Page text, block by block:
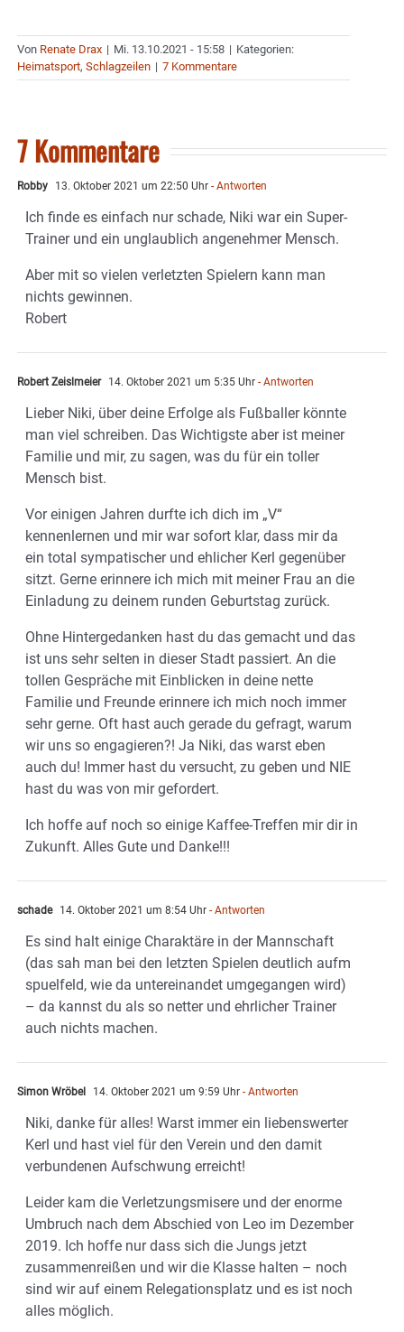
Von Renate Drax | Mi. 13.10.2021 - 15:58 | Kategorien:
Heimatsport, Schlagzeilen | 7 Kommentare
7 Kommentare
Robby 13. Oktober 2021 um 22:50 Uhr - Antworten
Ich finde es einfach nur schade, Niki war ein Super-
Trainer und ein unglaublich angenehmer Mensch.
Aber mit so vielen verletzten Spielern kann man
nichts gewinnen.
Robert
Robert Zeislmeier 14. Oktober 2021 um 5:35 Uhr - Antworten
Lieber Niki, über deine Erfolge als Fußballer könnte
man viel schreiben. Das Wichtigste aber ist meiner
Familie und mir, zu sagen, was du für ein toller
Mensch bist.
Vor einigen Jahren durfte ich dich im „V“
kennenlernen und mir war sofort klar, dass mir da
ein total sympatischer und ehlicher Kerl gegenüber
sitzt. Gerne erinnere ich mich mit meiner Frau an die
Einladung zu deinem runden Geburtstag zurück.
Ohne Hintergedanken hast du das gemacht und das
ist uns sehr selten in dieser Stadt passiert. An die
tollen Gespräche mit Einblicken in deine nette
Familie und Freunde erinnere ich mich noch immer
sehr gerne. Oft hast auch gerade du gefragt, warum
wir uns so engagieren?! Ja Niki, das warst eben
auch du! Immer hast du versucht, zu geben und NIE
hast du was von mir gefordert.
Ich hoffe auf noch so einige Kaffee-Treffen mir dir in
Zukunft. Alles Gute und Danke!!!
schade 14. Oktober 2021 um 8:54 Uhr - Antworten
Es sind halt einige Charaktäre in der Mannschaft
(das sah man bei den letzten Spielen deutlich aufm
spuelfeld, wie da untereinandet umgegangen wird)
– da kannst du als so netter und ehrlicher Trainer
auch nichts machen.
Simon Wröbel 14. Oktober 2021 um 9:59 Uhr - Antworten
Niki, danke für alles! Warst immer ein liebenswerter
Kerl und hast viel für den Verein und den damit
verbundenen Aufschwung erreicht!
Leider kam die Verletzungsmisere und der enorme
Umbruch nach dem Abschied von Leo im Dezember
2019. Ich hoffe nur dass sich die Jungs jetzt
zusammenreißen und wir die Klasse halten – noch
sind wir auf einem Relegationsplatz und es ist noch
alles möglich.